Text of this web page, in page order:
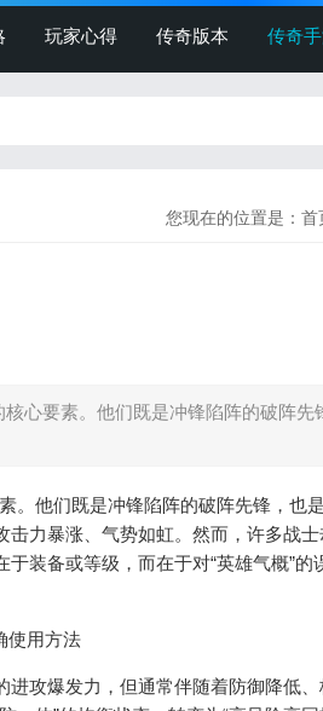
玩家心得 传奇版本 传奇
您现在的位置是： 首
心要素。他们既是冲锋陷阵的破阵先
他们既是冲锋陷阵的破阵先锋，也
力暴涨、气势如虹。然而，许多战
装备或等级，而在于对“英雄气概”的
攻爆发力，但通常伴随着防御降低、